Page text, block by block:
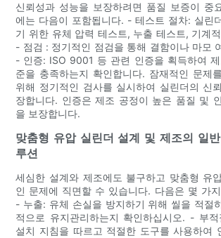
신뢰성과 성능을 보장하려면 품질 보증이 중
에는 다음이 포함됩니다. - 테스트 절차: 실린
기 위한 유체 압력 테스트, 누출 테스트, 기계
- 점검 : 정기적인 점검을 통해 결함이나 마모
- 인증: ISO 9001 등 관련 인증을 획득하여
준을 충족하는지 확인합니다. 잠재적인 문제
위해 정기적인 검사를 실시하여 실린더의 신
장합니다. 인증은 제조 공정이 높은 품질 및
을 보장합니다.
맞춤형 유압 실린더 설계 및 제조의 일
루션
세심한 설계와 제조에도 불구하고 맞춤형 유
인 문제에 직면할 수 있습니다. 다음은 몇 가
- 누출: 유체 손실을 방지하기 위해 씰을 적절
적으로 유지관리하는지 확인하십시오. - 부
설치 지침을 따르고 적절한 도구를 사용하여